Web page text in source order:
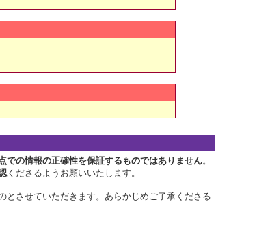
での情報の正確性を保証するものではありません。
くださるようお願いいたします。
とさせていただきます。あらかじめご了承くださる